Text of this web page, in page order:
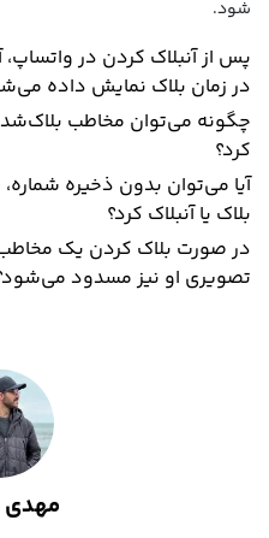
شود.
پس از آنبلاک کردن در
در زمان بلاک نمایش داده
چگونه می‌توان مخاطب بلاک‌شده
کرد؟
آیا می‌توان بدون ذخیره
بلاک یا آنبلاک کرد؟
در صورت بلاک کردن یک
تصویری او نیز مسدود
مهدی